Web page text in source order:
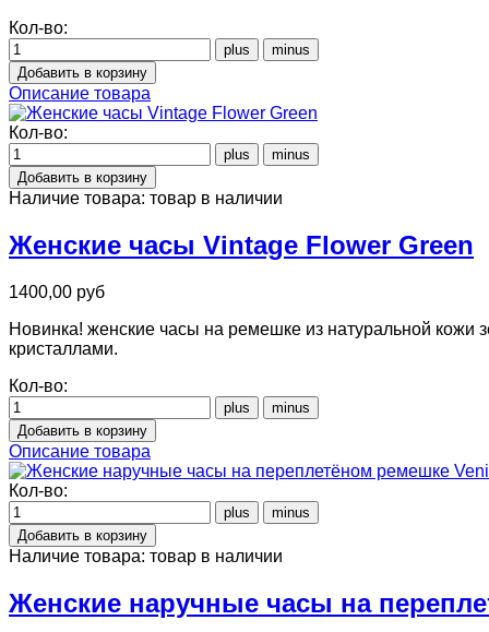
Кол-во:
Описание товара
Кол-во:
Наличие товара: товар в наличии
Женские часы Vintage Flower Green
1400,00 руб
Новинка! женские часы на ремешке из натуральной
кристаллами.
Кол-во:
Описание товара
Кол-во:
Наличие товара: товар в наличии
Женские наручные часы на